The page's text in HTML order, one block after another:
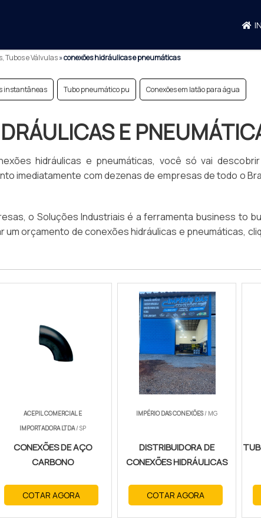
Tubos e Válvulas»conexões hidráulicas e pneumáticas
instantâneas Tubo pneumático pu Conexões em latão para água
E
hidráulicas e pneumáticas, você só vai
imediatamente com dezenas de empresas de todo o
o Soluções Industriais é a ferramenta business to
um orçamento de conexões hidráulicas e pneumáticas,
ACEPIL COMERCIAL E
IMPORTADORA LTDA/ SP
CONEXÕES DE AÇO
CARBONO
COTAR AGORA
IMPÉRIO DAS CONEXÕES/ MG
DISTRIBUIDORA DE
CONEXÕES HIDRÁULICAS
COTAR AGORA